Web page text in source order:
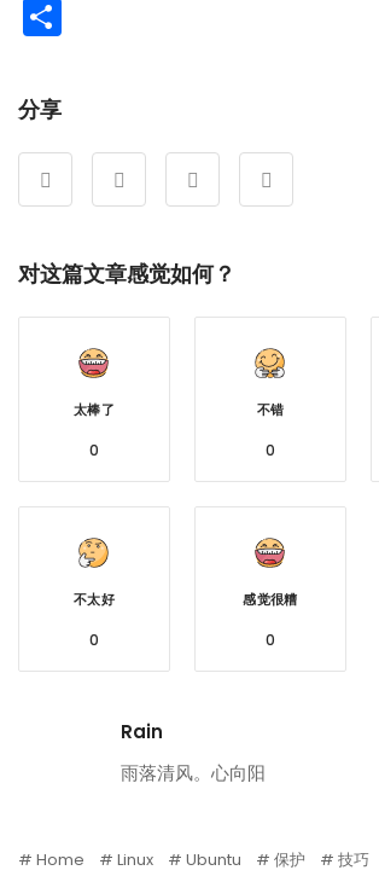
分享
对这篇文章感觉如何？
太棒了
0
不错
0
不太好
0
感觉很糟
0
Rain
雨落清风。心向阳
Home Linux Ubuntu 保护
技巧